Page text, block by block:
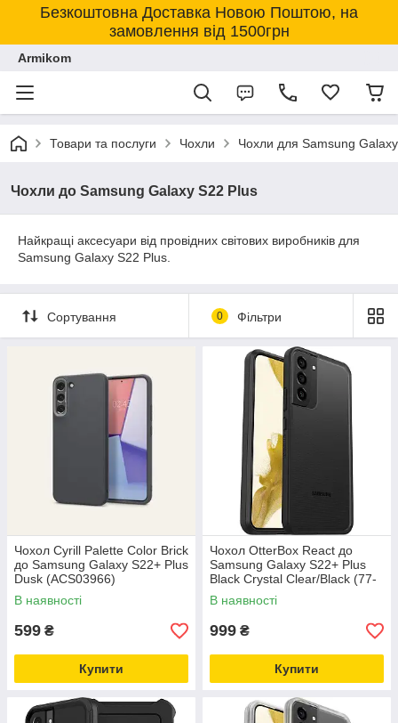
Безкоштовна Доставка Новою Поштою, на
замовлення від 1500грн
Armikom
Товари та послуги Чохли Чохли для Samsung Galaxy
Чохли до Samsung Galaxy S22 Plus
Найкращі аксесуари від провідних світових виробників для
Samsung Galaxy S22 Plus.
Сортування 0 Фільтри
Чохол Cyrill Palette Color Brick
до Samsung Galaxy S22+ Plus
Dusk (ACS03966)
В наявності
599 ₴
Купити
Чохол OtterBox React до
Samsung Galaxy S22+ Plus
Black Crystal Clear/Black (77-
86613)
В наявності
999 ₴
Купити